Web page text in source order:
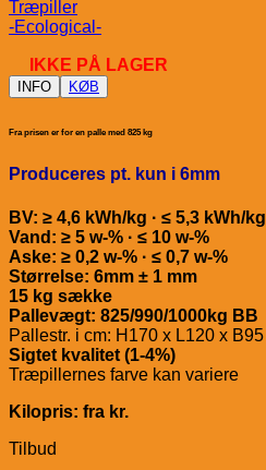
Træpiller
-Ecological-
IKKE PÅ LAGER
INFO KØB
Fra prisen er for en palle med 825 kg
Produceres pt. kun i 6mm
BV: ≥ 4,6 kWh/kg · ≤ 5,3 kWh/kg
Vand: ≥ 5 w-% · ≤ 10 w-%
Aske: ≥ 0,2 w-% · ≤ 0,7 w-%
Størrelse: 6mm ± 1 mm
15 kg sække
Pallevægt: 825/990/1000kg BB
Pallestr. i cm: H170 x L120 x B95
Sigtet kvalitet (1-4%)
Træpillernes farve kan variere
Kilopris: fra kr.
Tilbud